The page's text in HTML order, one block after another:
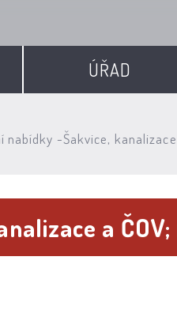
ÚŘAD
nabídky -Šakvice, kanalizace
a ČOV;